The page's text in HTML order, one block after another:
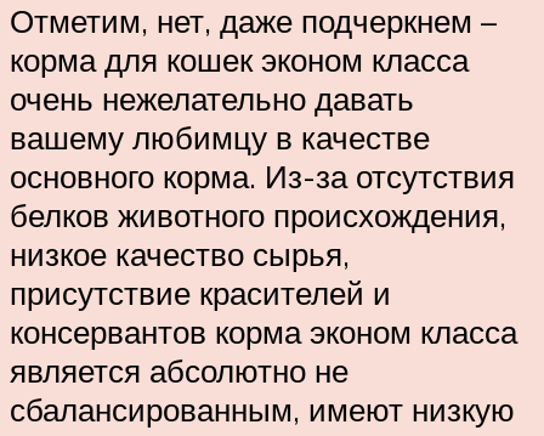
Отметим, нет, даже подчеркнем –
корма для кошек эконом класса
очень нежелательно давать
вашему любимцу в качестве
основного корма. Из-за отсутствия
белков животного происхождения,
низкое качество сырья,
присутствие красителей и
консервантов корма эконом класса
является абсолютно не
сбалансированным, имеют низкую